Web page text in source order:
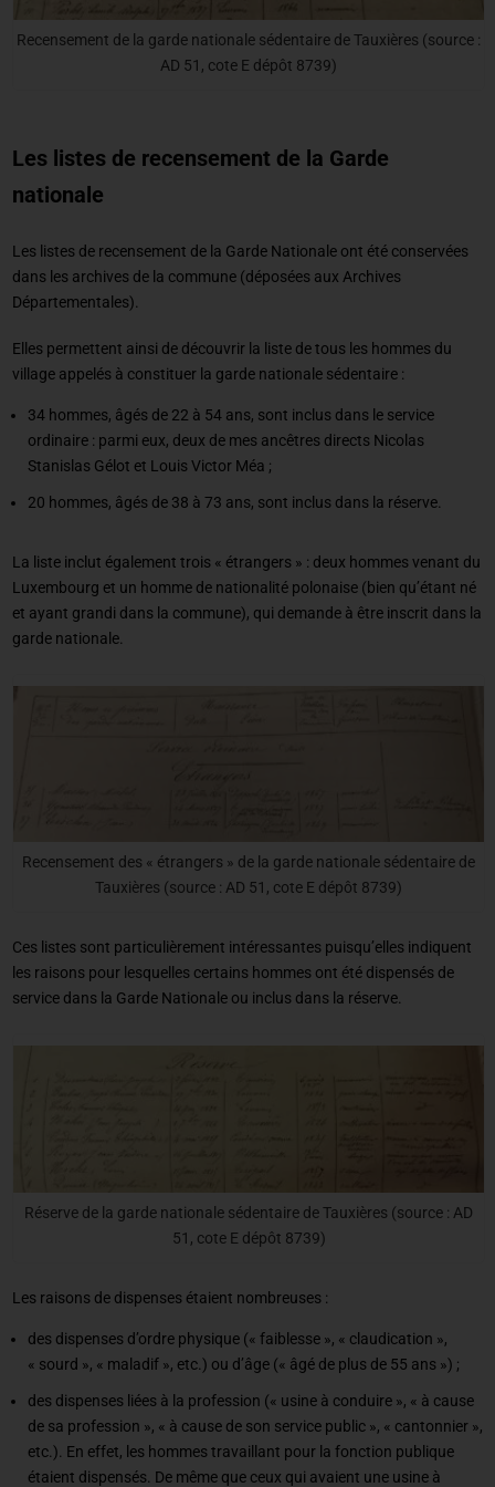
Recensement de la garde nationale sédentaire de Tauxières (source :
AD 51, cote E dépôt 8739)
Les listes de recensement de la Garde
nationale
Les listes de recensement de la Garde Nationale ont été conservées
dans les archives de la commune (déposées aux Archives
Départementales).
Elles permettent ainsi de découvrir la liste de tous les hommes du
village appelés à constituer la garde nationale sédentaire :
34 hommes, âgés de 22 à 54 ans, sont inclus dans le service
ordinaire : parmi eux, deux de mes ancêtres directs Nicolas
Stanislas Gélot et Louis Victor Méa ;
20 hommes, âgés de 38 à 73 ans, sont inclus dans la réserve.
La liste inclut également trois « étrangers » : deux hommes venant du
Luxembourg et un homme de nationalité polonaise (bien qu’étant né
et ayant grandi dans la commune), qui demande à être inscrit dans la
garde nationale.
Recensement des « étrangers » de la garde nationale sédentaire de
Tauxières (source : AD 51, cote E dépôt 8739)
Ces listes sont particulièrement intéressantes puisqu’elles indiquent
les raisons pour lesquelles certains hommes ont été dispensés de
service dans la Garde Nationale ou inclus dans la réserve.
Réserve de la garde nationale sédentaire de Tauxières (source : AD
51, cote E dépôt 8739)
Les raisons de dispenses étaient nombreuses :
des dispenses d’ordre physique (« faiblesse », « claudication »,
« sourd », « maladif », etc.) ou d’âge (« âgé de plus de 55 ans ») ;
des dispenses liées à la profession (« usine à conduire », « à cause
de sa profession », « à cause de son service public », « cantonnier »,
etc.). En effet, les hommes travaillant pour la fonction publique
étaient dispensés. De même que ceux qui avaient une usine à